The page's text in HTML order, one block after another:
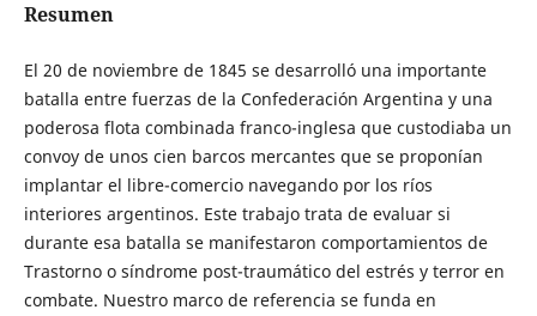
Resumen
El 20 de noviembre de 1845 se desarrolló una importante
batalla entre fuerzas de la Confederación Argentina y una
poderosa flota combinada franco-inglesa que custodiaba un
convoy de unos cien barcos mercantes que se proponían
implantar el libre-comercio navegando por los ríos
interiores argentinos. Este trabajo trata de evaluar si
durante esa batalla se manifestaron comportamientos de
Trastorno o síndrome post-traumático del estrés y terror en
combate. Nuestro marco de referencia se funda en